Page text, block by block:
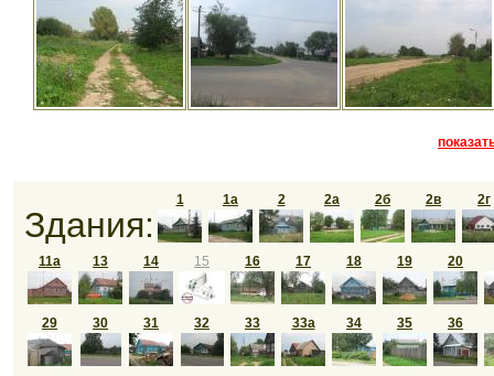
Здания:
1 1а 2 2а 2б 2в 2г
11а 13 14 15 16 17 18 19 20
29 30 31 32 33 33а 34 35 36